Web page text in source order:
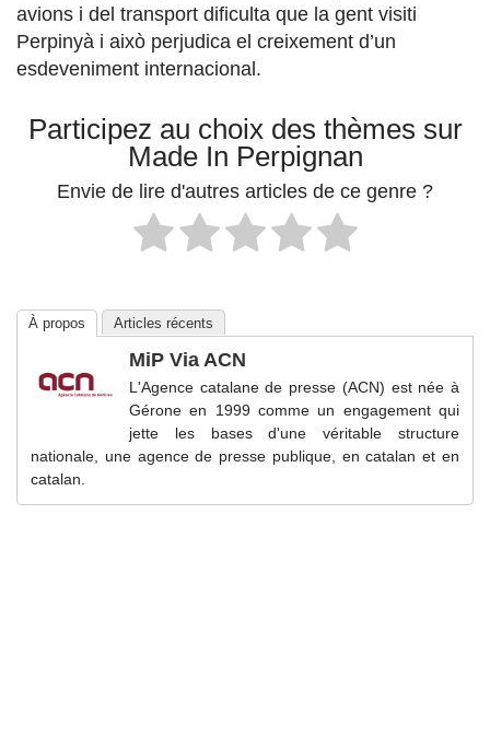
avions i del transport dificulta que la gent visiti
Perpinyà i això perjudica el creixement d’un
esdeveniment internacional.
Participez au choix des thèmes sur
Made In Perpignan
Envie de lire d'autres articles de ce genre ?
À propos Articles récents
MiP Via ACN
L'Agence catalane de presse (ACN) est née à
Gérone en 1999 comme un engagement qui
jette les bases d'une véritable structure
nationale, une agence de presse publique, en catalan et en
catalan.